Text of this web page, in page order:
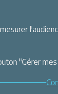
Et recevez
Je
"Gérer